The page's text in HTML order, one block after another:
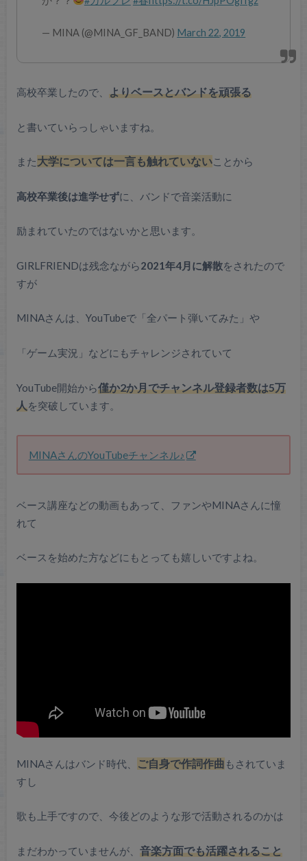
— MINA (@MINA_GF_BAND) March 22, 2019
高校卒業したので、 よりベースとバンドを頑張る
と書いていらっしゃいますね。
また大学については一言も触れていないことから
高校卒業後は進学せずに、バンドで音楽活動に
励まれていたのではないかと思います。
GIRLFRIENDは残念ながら2021年4月に解散をされたので
すが
MINAさんは、YouTubeで「全パート弾いてみた」や
「ゲーム実況」などにもチャレンジされていて
YouTube開始から僅か2か月でチャンネル登録者数は5万
人を突破しています。
MINAさんのYouTubeチャンネル♪
ベース講座などの動画もあって、ファンやMINAさんに憧
れて
ベースを始めた方などにもとっても嬉しいですよね。
MINAさんはバンド時代、 ご自身で作詞作曲 もされていま
すし
歌も上手ですので、今後どのような形で活動されるのかは
まだわかっていませんが、 音楽方面でも活躍されること